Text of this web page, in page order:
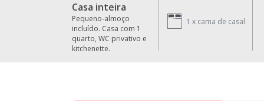
Casa inteira
Pequeno-almoço
incluído. Casa com 1
quarto, WC privativo e
kitchenette.
1 x cama de casal